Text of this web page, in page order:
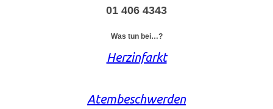
01 406 4343
Was tun bei…?
Herzinfarkt
Atembeschwerden